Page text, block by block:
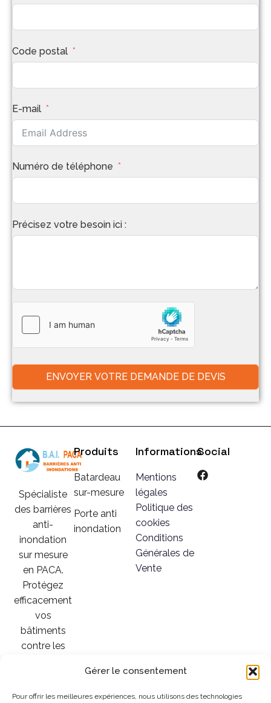
Gérer le consentement
Pour offrir les meilleures expériences, nous utilisons des technologies
Code postal
E-mail
Numéro de téléphone
Précisez votre besoin ici :
ENVOYER VOTRE DEMANDE DE DEVIS
Spécialiste
des barrières
anti-
inondation
sur mesure
en PACA.
Protégez
efficacement
vos
bâtiments
contre les
Installation &
Produits
Batardeau
sur-mesure
Porte anti
inondation
Informations
Mentions
légales
Politique des
cookies
Conditions
Générales de
Vente
Social